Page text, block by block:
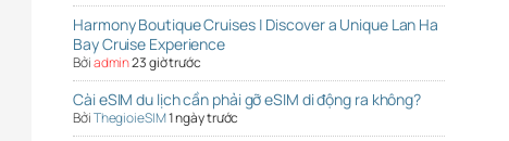
Harmony Boutique Cruises | Discover a Unique Lan Ha
Bay Cruise Experience
Bởiadmin23 giờ trước
Cài eSIM du lịch cần phải gỡ eSIM di động ra không?
BởiThegioieSIM1 ngày trước